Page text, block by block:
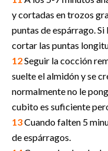
y cortadas en trozos
puntas de espárrago.
cortar las puntas
12Seguir la cocción
suelte el almidón y se
normalmente no le
cubito es suficiente
13Cuando falten 5
de espárragos.